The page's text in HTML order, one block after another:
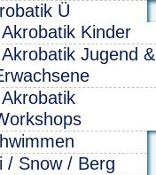
Ü
Akrobatik Kinder
Akrobatik Jugend &
Akrobatik
/ Snow / Berg